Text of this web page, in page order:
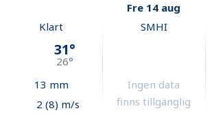
Fre 14 aug
Klart
31°
26°
13 mm
2 (8) m/s
SMHI
Ingen data
finns tillgänglig